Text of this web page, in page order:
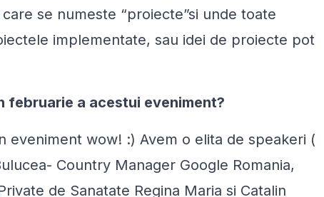
se numeste “proiecte”si unde toate
implementate, sau idei de proiecte pot
februarie a acestui eveniment?
eveniment wow! :) Avem o elita de speakeri (
Country Manager Google Romania,
de Sanatate Regina Maria si Catalin